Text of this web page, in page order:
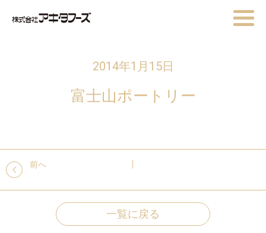
2014年1月15日
富士山ポートリー
前へ
一覧に戻る